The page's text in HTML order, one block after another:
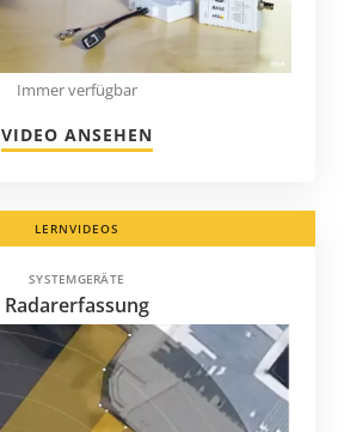
Immer verfügbar
VIDEO ANSEHEN
LERNVIDEOS
SYSTEMGERÄTE
Radarerfassung